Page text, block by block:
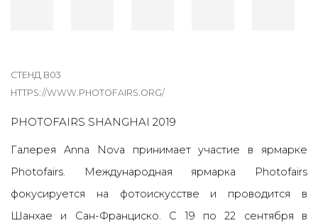
СТЕНД B03
HTTPS://WWW.PHOTOFAIRS.ORG/
PHOTOFAIRS SHANGHAI 2019
Галерея Anna Nova принимает участие в ярмарке
Photofairs. Международная ярмарка Photofairs
фокусируется на фотоискусстве и проводится в
Шанхае и Сан-Франциско. С 19 по 22 сентября в